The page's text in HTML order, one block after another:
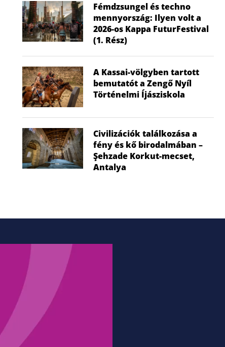
Fémdzsungel és techno
mennyország: Ilyen volt a
2026-os Kappa FuturFestival
(1. Rész)
A Kassai-völgyben tartott
bemutatót a Zengő Nyíl
Történelmi Íjásziskola
Civilizációk találkozása a
fény és kő birodalmában –
Şehzade Korkut-mecset,
Antalya